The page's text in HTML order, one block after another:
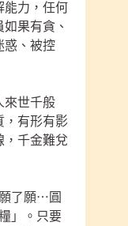
能力，任何
果有貪、
惑、被控
來世千般
，有形有影
，千金難兌
了願⋯圓
」。只要